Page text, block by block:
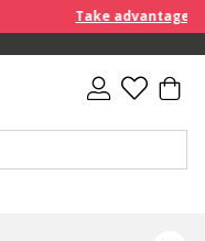
Take advantage of